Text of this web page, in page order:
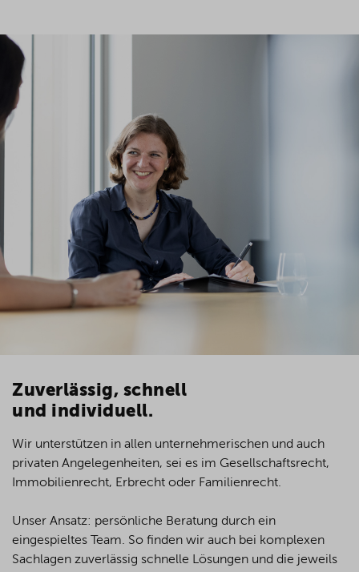
Zuverlässig, schnell
und individuell.
Wir unterstützen in allen unternehmerischen und auch
privaten Angelegenheiten, sei es im Gesellschaftsrecht,
Immobilienrecht, Erbrecht oder Familienrecht.
Unser Ansatz: persönliche Beratung durch ein
eingespieltes Team. So finden wir auch bei komplexen
Sachlagen zuverlässig schnelle Lösungen und die jeweils